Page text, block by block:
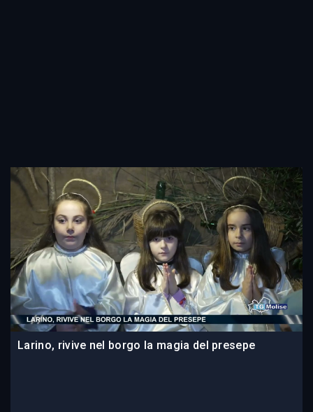
Larino, rivive nel borgo la magia del presepe